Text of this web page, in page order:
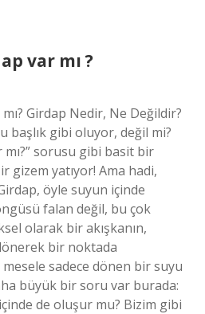
var mı ?
Girdap Nedir, Ne Değildir?
başlık gibi oluyor, değil mi?
mı?” sorusu gibi basit bir
gizem yatıyor! Ama hadi,
öyle suyun içinde
falan değil, bu çok
olarak bir akışkanın,
bir noktada
mesele sadece dönen bir suyu
büyük bir soru var burada:
de oluşur mu? Bizim gibi